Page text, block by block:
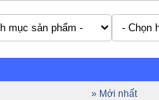
» Mới nhất